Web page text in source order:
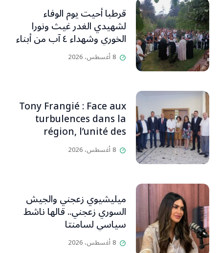
قرطبا أحيت يوم الوفاء
لشهيدي الغدر غيث ونورا
الخوري وشهداء ٤ آب من أبناء
البلدة.. كارين الخوري افرام: لقد
كان بيتنا، بوجود والدي، ينبض
إقفاله لكنه لم يستطع لأنه
بيت رسالة وتاريخ وإيمان وقيم
مستمرة (صور وVideo)
8 أغسطس، 2026
Tony Frangié : Face aux
turbulences dans la
région, l’unité des
Libanais est primordiale
L’OLJ / Par Scarlett
8 أغسطس، 2026
ميليشيوي زعجني والجيش
السوري زعجني.. قالها ناشط
سياسي لسامنتا
8 أغسطس، 2026